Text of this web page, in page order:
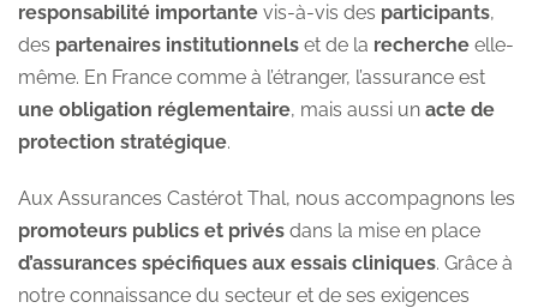
responsabilité importantevis-à-vis des participants,
des partenaires institutionnelset de la rechercheelle-
même. En France comme à l’étranger, l’assurance est
une obligation réglementaire, mais aussi un acte de
protection stratégique.
Aux Assurances Castérot Thal, nous accompagnons les
promoteurs publics et privésdans la mise en place
d’assurances spécifiques aux essais cliniques. Grâce à
notre connaissance du secteur et de ses exigences